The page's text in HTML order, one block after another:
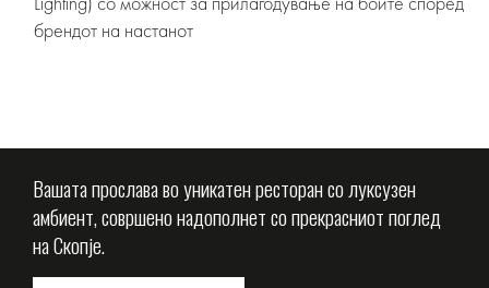
брендот на настанот
Вашата прослава во уникатен ресторан со луксузен
амбиент, совршено надополнет со прекрасниот поглед
на Скопје.